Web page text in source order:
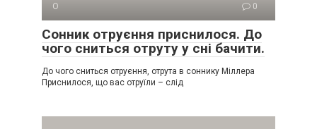
О 0
Сонник отруєння приснилося. До
чого сниться отруту у сні бачити.
До чого сниться отруєння, отрута в соннику Міллера
Приснилося, що вас отруїли – слід